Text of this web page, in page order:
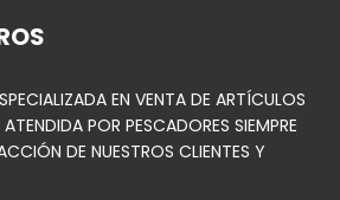
EN VENTA DE ARTÍCULOS
POR PESCADORES SIEMPRE
DE NUESTROS CLIENTES Y